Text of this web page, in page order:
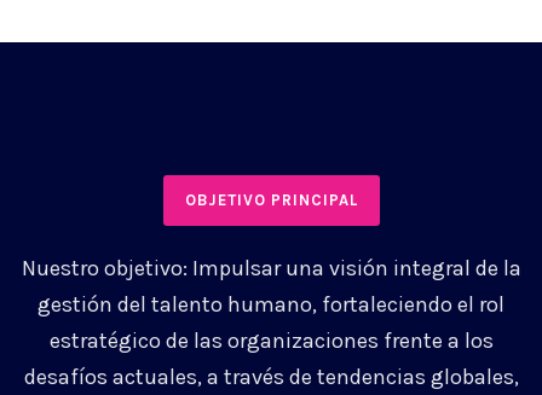
OBJETIVO PRINCIPAL
Nuestro objetivo: Impulsar una visión integral de la
gestión del talento humano, fortaleciendo el rol
estratégico de las organizaciones frente a los
desafíos actuales, a través de tendencias globales,